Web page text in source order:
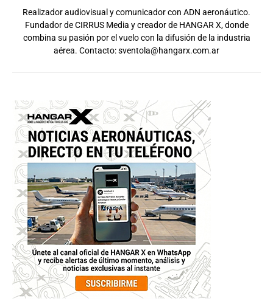
Realizador audiovisual y comunicador con ADN aeronáutico.
Fundador de CIRRUS Media y creador de HANGAR X, donde
combina su pasión por el vuelo con la difusión de la industria
aérea. Contacto:sventola@hangarx.com.ar